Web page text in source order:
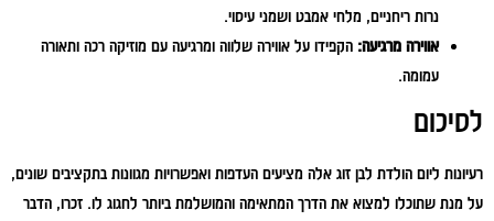
נרות ריחניים, מלחי אמבט ושמני עיסוי.
אווירה מרגיעה: הקפידו על אווירה שלווה ומרגיעה עם מוזיקה רכה ותאורה
עמומה.
לסיכום
רעיונות ליום הולדת לבן זוג אלה מציעים העדפות ואפשרויות מגוונות בתקציבים שונים,
על מנת שתוכלו למצוא את הדרך המתאימה והמושלמת ביותר לחגוג לו. זכרו, הדבר